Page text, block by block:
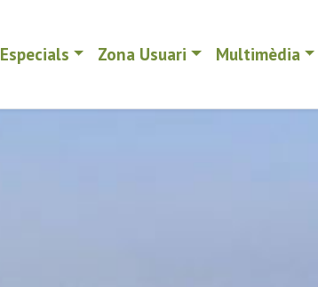
Especials Zona Usuari Multimèdia